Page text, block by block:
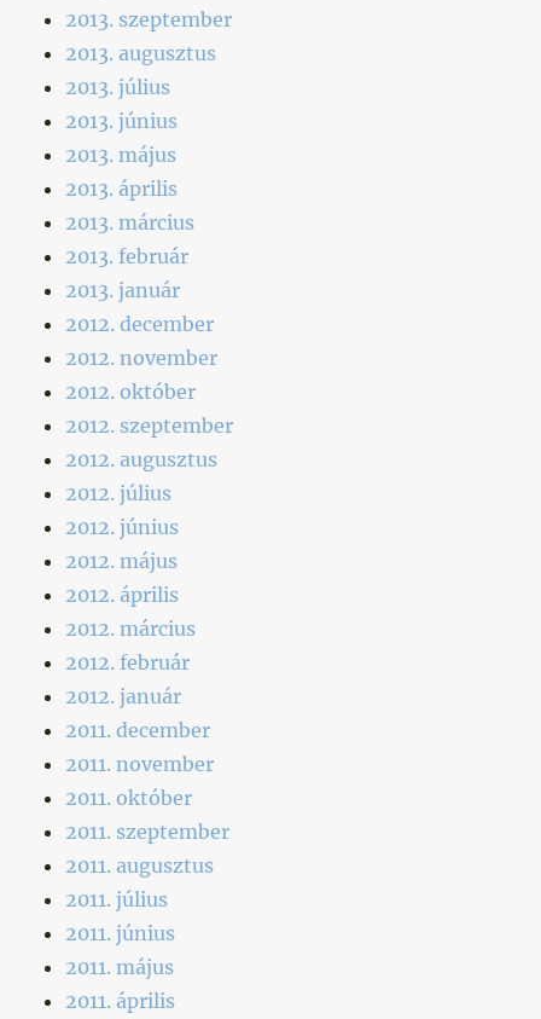
2013. szeptember
2013. augusztus
2013. július
2013. június
2013. május
2013. április
2013. március
2013. február
2013. január
2012. december
2012. november
2012. október
2012. szeptember
2012. augusztus
2012. július
2012. június
2012. május
2012. április
2012. március
2012. február
2012. január
2011. december
2011. november
2011. október
2011. szeptember
2011. augusztus
2011. július
2011. június
2011. május
2011. április